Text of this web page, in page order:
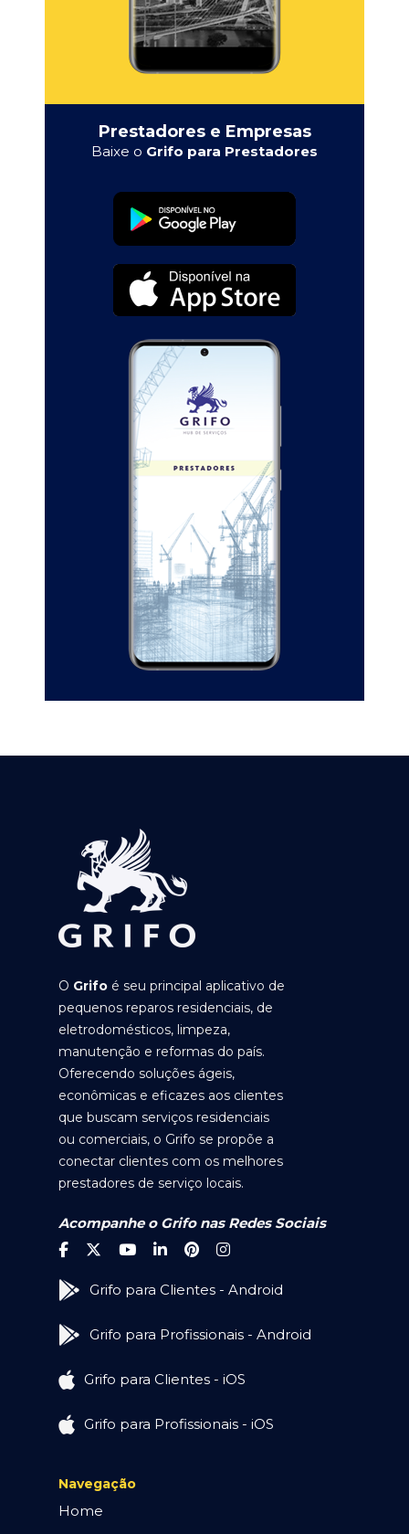
Prestadores e Empresas
Baixe o Grifo para Prestadores
O Grifo é seu principal aplicativo de
pequenos reparos residenciais, de
eletrodomésticos, limpeza,
manutenção e reformas do país.
Oferecendo soluções ágeis,
econômicas e eficazes aos clientes
que buscam serviços residenciais
ou comerciais, o Grifo se propõe a
conectar clientes com os melhores
prestadores de serviço locais.
Acompanhe o Grifo nas Redes Sociais
Grifo para Clientes - Android
Grifo para Profissionais - Android
Grifo para Clientes - iOS
Grifo para Profissionais - iOS
Navegação
Home